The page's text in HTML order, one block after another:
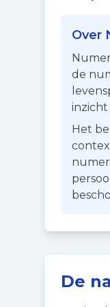
Over
de
inzicht
Het
De